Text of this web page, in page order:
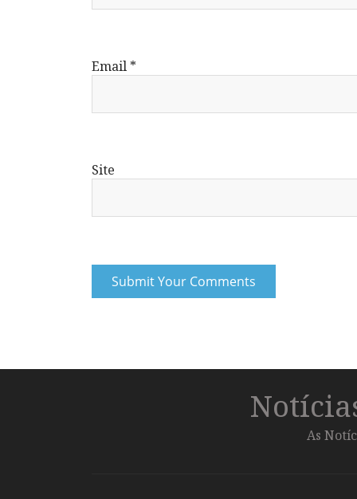
Email *
Site
As